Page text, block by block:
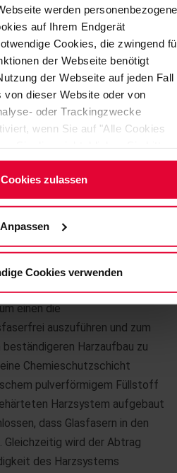
werden personenbezogene
auf Ihrem Endgerät
Cookies, die zwingend
der Webseite benötigt
der Webseite auf jeden Fall
dieser Website oder von
oder Trackingzwecke
wenn Sie auf "Alle Cookies
verwenden". Mehr dazu
die Einwilligungserklärung zu
erfahren Sie in unseremCookie-
.
zulassen
Anpassen
Cookies verwenden
eingesetzt. Hier kommt es
bedingt durch die
nach einer
insbesondere in den
kann es bei Abkühlprozessen
von PP-Auskleidung und
war demzufolge
und Katholytrohrleitungen
ein Rein-GFK-Konzept
einen die
auszuführen und zum
Harzaufbau zu
Chemieschutzschicht
pulverförmigem Füllstoff
Harzsystem aufgebaut
dass Glasfasern in den
Gleichzeitig wird der Abtrag
des Harzsystems